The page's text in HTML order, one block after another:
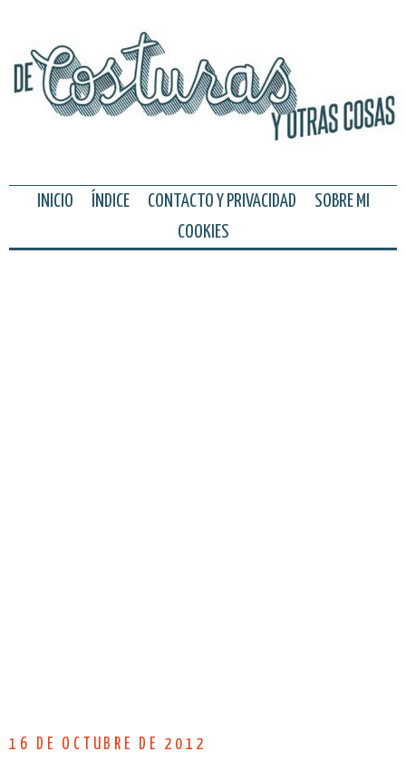
INICIO ÍNDICE CONTACTO Y PRIVACIDAD
SOBRE MI
COOKIES
16 DE OCTUBRE DE 2012